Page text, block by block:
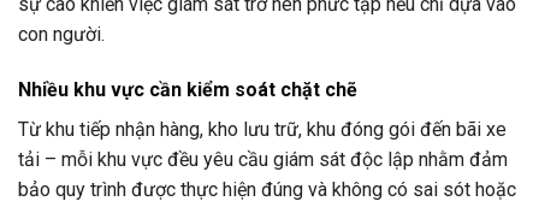
con người.
Nhiều khu vực cần kiểm soát chặt chẽ
Từ khu tiếp nhận hàng, kho lưu trữ, khu đóng gói đến bãi xe
tải – mỗi khu vực đều yêu cầu giám sát độc lập nhằm đảm
bảo quy trình được thực hiện đúng và không có sai sót hoặc